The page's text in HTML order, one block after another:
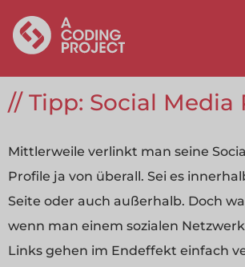
Tipp: Social Media
Mittlerweile verlinkt man seine
Profile ja von überall. Sei es
Seite oder auch außerhalb. Doch
wenn man einem sozialen
Links gehen im Endeffekt einfach